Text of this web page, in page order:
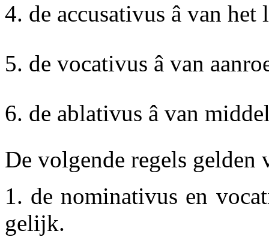
4. de accusativus â van
5. de vocativus â van
6. de ablativus â van
De volgende regels
1. de nominativus en
gelijk.